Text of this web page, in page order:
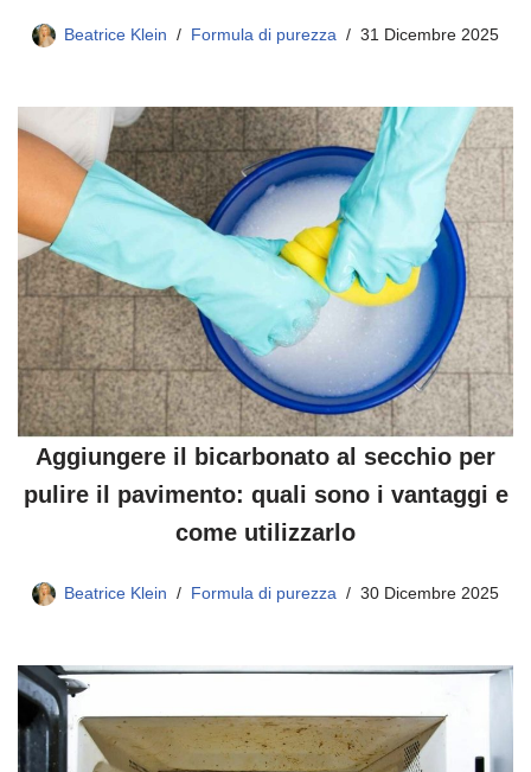
Beatrice Klein Formula di purezza 31 Dicembre 2025
Aggiungere il bicarbonato al secchio per
pulire il pavimento: quali sono i vantaggi e
come utilizzarlo
Beatrice Klein Formula di purezza 30 Dicembre 2025